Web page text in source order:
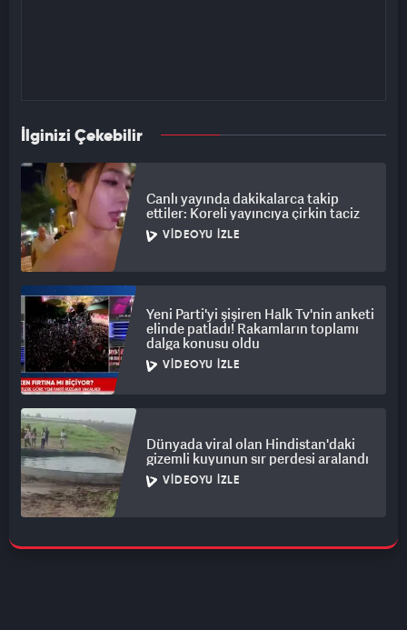
İlginizi Çekebilir
Canlı yayında dakikalarca takip
ettiler: Koreli yayıncıya çirkin taciz
VIDEOYU İZLE
Yeni Parti'yi şişiren Halk Tv'nin anketi
elinde patladı! Rakamların toplamı
dalga konusu oldu
VIDEOYU İZLE
Dünyada viral olan Hindistan'daki
gizemli kuyunun sır perdesi aralandı
VIDEOYU İZLE